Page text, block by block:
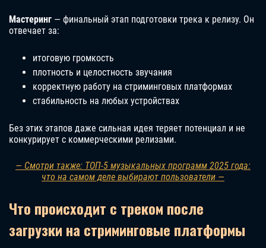
Мастеринг — финальный этап подготовки трека к релизу. Он
отвечает за:
итоговую громкость
плотность и целостность звучания
корректную работу на стриминговых платформах
стабильность на любых устройствах
Без этих этапов даже сильная идея теряет потенциал и не
конкурирует с коммерческими релизами.
— Смотри также: ТОП-5 музыкальных программ 2025 года:
что на самом деле выбирают пользователи —
Что происходит с треком после
загрузки на стриминговые платформы